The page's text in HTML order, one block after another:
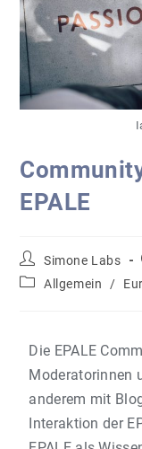
EPALE
Simone Labs
Allgemein
/
Die EPALE
Moderatorinnen
anderem mit
Interaktion der